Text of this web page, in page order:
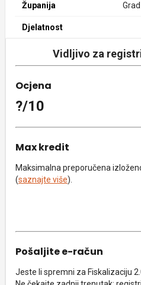
Županija
Djelatnost
Vidljivo za
Ocjena
?/10
Max kredit
Maksimalna preporučena
(saznajte više).
Pošaljite e-račun
Jeste li spremni za Fiskalizaciju